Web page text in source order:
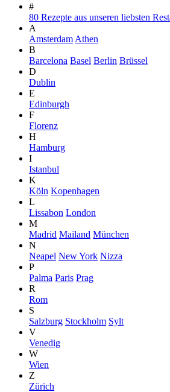
#
80 Rezepte aus unseren liebsten
A
Amsterdam Athen
B
Barcelona Basel Berlin Brüssel
D
Dublin
E
Edinburgh
F
Florenz
H
Hamburg
I
Istanbul
K
Köln Kopenhagen
L
Lissabon London
M
Madrid Mailand München
N
Neapel New York Nizza
P
Palma Paris Prag
R
Rom
S
Salzburg Stockholm Sylt
V
Venedig
W
Wien
Z
Zürich